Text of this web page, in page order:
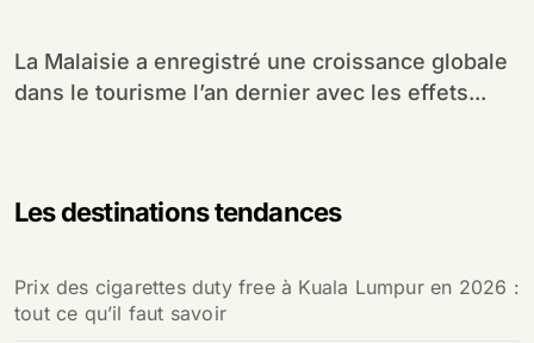
La Malaisie a enregistré une croissance globale
dans le tourisme l’an dernier avec les effets...
Les destinations tendances
Prix des cigarettes duty free à Kuala Lumpur en 2026 :
tout ce qu’il faut savoir